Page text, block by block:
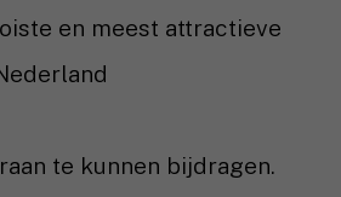
en meest attractieve
te kunnen bijdragen.